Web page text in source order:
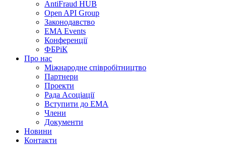
AntiFraud HUB
Open API Group
Законодавство
EMA Events
Конференції
ФБРіК
Про нас
Міжнародне співробітництво
Партнери
Проекти
Рада Асоціації
Вступити до ЕМА
Члени
Документи
Новини
Контакти